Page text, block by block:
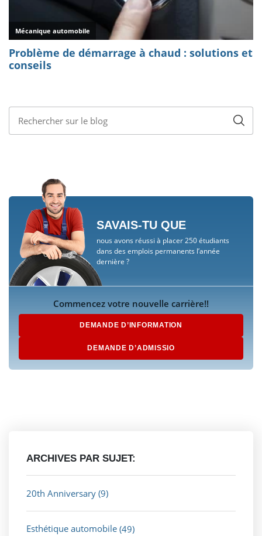
SAVAIS-TU QUE
nous avons réussi à placer 250 étudiants
dans des emplois permanents l’année
dernière ?
Commencez votre nouvelle carrière!!
DEMANDE D’INFORMATION
DEMANDE D’ADMISSIO
ARCHIVES PAR SUJET:
20th Anniversary (9)
Esthétique automobile (49)